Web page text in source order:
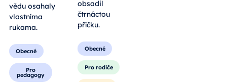
vědu osahaly
vlastníma
rukama.
Obecné
Pro
pedagogy
obsadil
čtrnáctou
příčku.
Obecné
Pro rodiče